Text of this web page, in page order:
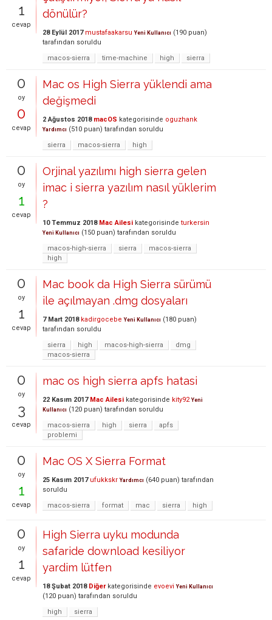
1
cevap
dönülür?
28 Eylül 2017 mustafaakarsu Yeni Kullanıcı (190 puan)
tarafından soruldu
macos-sierra
time-machine high sierra
0
oy
0
cevap
Mac os High Sierra yüklendi ama
değişmedi
2 Ağustos 2018 macOS kategorisinde oguzhank
Yardımcı (510 puan) tarafından soruldu
sierra
macos-sierra high
0
oy
1
cevap
Orjinal yazılımı high sierra gelen
imac i sierra yazılım nasıl yüklerim
?
10 Temmuz 2018 Mac Ailesi kategorisinde turkersin
Yeni Kullanıcı (150 puan) tarafından soruldu
macos-high-sierra
sierra
macos-sierra
high
0
oy
1
cevap
Mac book da High Sierra sürümü
ile açılmayan .dmg dosyaları
7 Mart 2018 kadirgocebe Yeni Kullanıcı (180 puan)
tarafından soruldu
sierra
high macos-high-sierra
dmg
macos-sierra
0
oy
3
cevap
mac os high sierra apfs hatasi
22 Kasım 2017 Mac Ailesi kategorisinde kity92 Yeni
Kullanıcı (120 puan) tarafından soruldu
macos-sierra
high sierra
apfs
problemi
0
oy
1
cevap
Mac OS X Sierra Format
25 Kasım 2017 ufukkskr Yardımcı (640 puan) tarafından
soruldu
macos-sierra
format mac sierra high
0
oy
1
cevap
High Sierra uyku modunda
safaride download kesiliyor
yardim lütfen
18 Şubat 2018 Diğerkategorisinde evoevi Yeni Kullanıcı
(120 puan) tarafından soruldu
high
sierra